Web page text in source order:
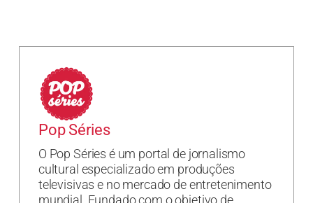
Pop Séries
O Pop Séries é um portal de jornalismo
cultural especializado em produções
televisivas e no mercado de entretenimento